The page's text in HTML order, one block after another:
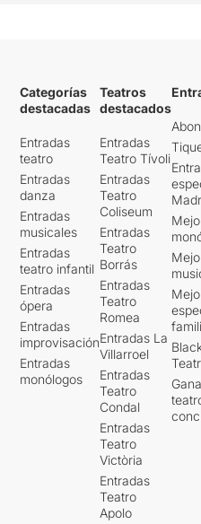
ha
les
ha
Pel
no
i
del
Per
Categorías
destacadas
Entradas
teatro
Entradas
danza
Entradas
musicales
Entradas
teatro infantil
Entradas
ópera
Entradas
improvisación
Entradas
monólogos
Teatros
destacados
Entradas
Teatro Tívoli
Entradas
Teatro
Coliseum
Entradas
Teatro
Borrás
Entradas
Teatro
Romea
Entradas La
Villarroel
Entradas
Teatro
Condal
Entradas
Teatro
Victòria
Entradas
Teatro
Apolo